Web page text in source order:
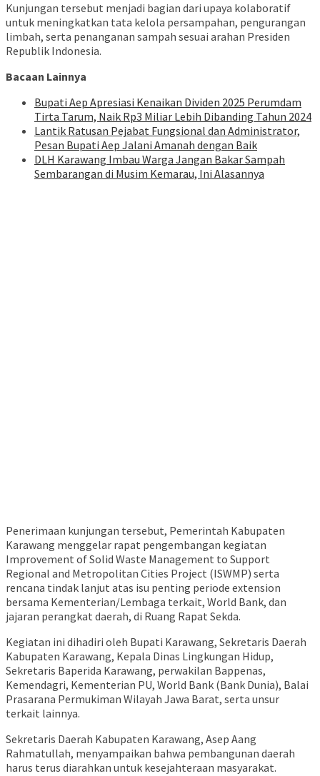
Kunjungan tersebut menjadi bagian dari upaya kolaboratif
untuk meningkatkan tata kelola persampahan, pengurangan
limbah, serta penanganan sampah sesuai arahan Presiden
Republik Indonesia.
Bacaan Lainnya
Bupati Aep Apresiasi Kenaikan Dividen 2025 Perumdam
Tirta Tarum, Naik Rp3 Miliar Lebih Dibanding Tahun 2024
Lantik Ratusan Pejabat Fungsional dan Administrator,
Pesan Bupati Aep Jalani Amanah dengan Baik
DLH Karawang Imbau Warga Jangan Bakar Sampah
Sembarangan di Musim Kemarau, Ini Alasannya
Penerimaan kunjungan tersebut, Pemerintah Kabupaten
Karawang menggelar rapat pengembangan kegiatan
Improvement of Solid Waste Management to Support
Regional and Metropolitan Cities Project (ISWMP) serta
rencana tindak lanjut atas isu penting periode extension
bersama Kementerian/Lembaga terkait, World Bank, dan
jajaran perangkat daerah, di Ruang Rapat Sekda.
Kegiatan ini dihadiri oleh Bupati Karawang, Sekretaris Daerah
Kabupaten Karawang, Kepala Dinas Lingkungan Hidup,
Sekretaris Baperida Karawang, perwakilan Bappenas,
Kemendagri, Kementerian PU, World Bank (Bank Dunia), Balai
Prasarana Permukiman Wilayah Jawa Barat, serta unsur
terkait lainnya.
Sekretaris Daerah Kabupaten Karawang, Asep Aang
Rahmatullah, menyampaikan bahwa pembangunan daerah
harus terus diarahkan untuk kesejahteraan masyarakat.